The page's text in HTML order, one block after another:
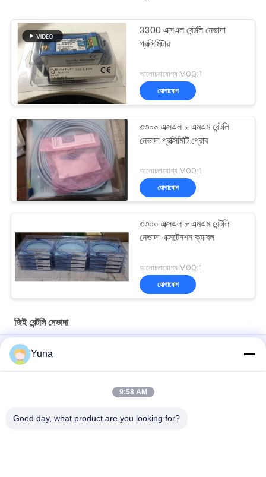
3300 এক্সএল বেন্টলি নেভাদা
প্রক্সিমিটার
আলোচনাযোগ্য MOQ:1
যোগাযোগ
৩৩০০ এক্সএল ৮ এমএম বেন্টলি
নেভাদা প্রক্সিমিটি প্রোব
আলোচনাযোগ্য MOQ:1
যোগাযোগ
৩৩০০ এক্সএল ৮ এমএম বেন্টলি
নেভাদা এক্সটেনশন ক্যাবল
আলোচনাযোগ্য MOQ:1
যোগাযোগ
জিই বেন্টলি নেভাদা
১১ এমএম ৩৩০০এক্সএল জিই বেন্টলি নেভাডা রিভার্স বেন্টলি নেভাডা প্রোব
50 মিমি 3300XL বেন্টলি নেভাদা প্রক্সিমিটি প্রোব 330709-000-050-10-02-00
8.0 মিটার 3300 XL 11Mm GE বেন্টলি নেভাদা কম্পন প্রোব 330730-080-00-
Yuna
9:58 AM
Good day, what product are you looking for?